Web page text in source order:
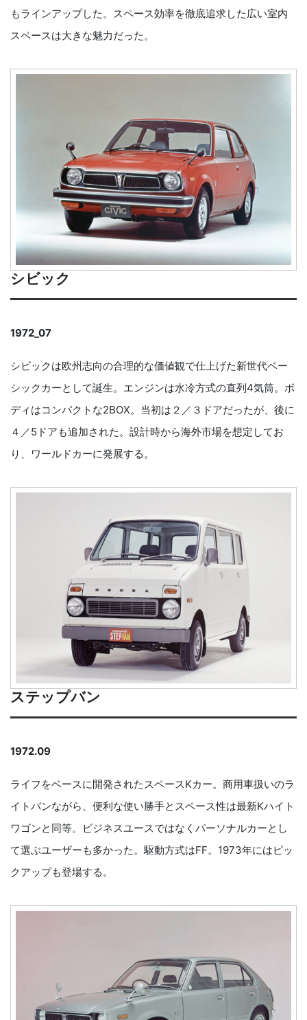
もラインアップした。スペース効率を徹底追求した広い室内
スペースは大きな魅力だった。
シビック
1972_07
シビックは欧州志向の合理的な価値観で仕上げた新世代ベー
シックカーとして誕生。エンジンは水冷方式の直列4気筒。ボ
ディはコンパクトな2BOX。当初は２／３ドアだったが、後に
４／5ドアも追加された。設計時から海外市場を想定してお
り、ワールドカーに発展する。
ステップバン
1972.09
ライフをベースに開発されたスペースKカー。商用車扱いのラ
イトバンながら、便利な使い勝手とスペース性は最新Kハイト
ワゴンと同等。ビジネスユースではなくパーソナルカーとし
て選ぶユーザーも多かった。駆動方式はFF。1973年にはピッ
クアップも登場する。